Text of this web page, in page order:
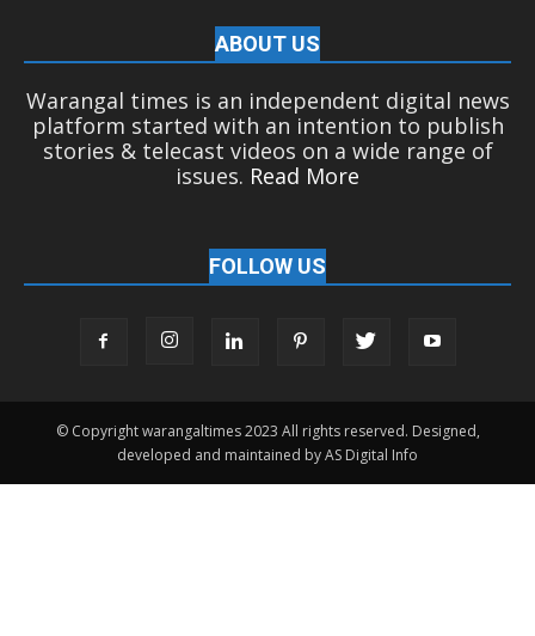
ABOUT US
Warangal times is an independent digital news
platform started with an intention to publish
stories & telecast videos on a wide range of
issues. Read More
FOLLOW US
© Copyright warangaltimes 2023 All rights reserved. Designed,
developed and maintained by AS Digital Info